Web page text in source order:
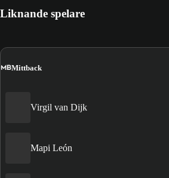
Liknande spelare
MBMittback
Virgil van Dijk
Mapi León